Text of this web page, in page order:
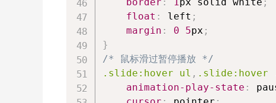
float : left ;
margin : 0 5px ;
}
/* 鼠标滑过暂停播放 */
.slide :hover ul , .slide :hover
animation-play-state :